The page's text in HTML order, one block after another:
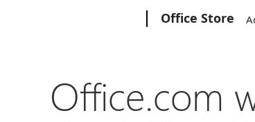
Office Store
Office.com